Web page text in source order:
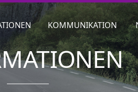
KOMMUNIKATION